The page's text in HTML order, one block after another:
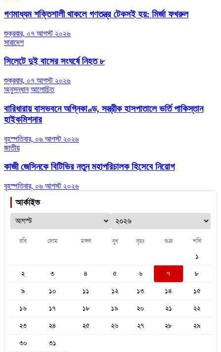
গণমাধ্যম শক্তিশালী থাকলে গণতন্ত্র টেকসই হয়: মির্জা ফখরুল
শুক্রবার, ০৭ আগস্ট ২০২৬
সারাদেশ
সিলেটে দুই বাসের সংঘর্ষে নিহত ৮
শুক্রবার, ০৭ আগস্ট ২০২৬
অনুসন্ধান আলোচিত
বারিধারায় বাসভবনে অগ্নিকাণ্ড, সস্ত্রীক হাসপাতালে ভর্তি পাকিস্তান
হাইকমিশনার
বৃহস্পতিবার, ০৬ আগস্ট ২০২৬
জাতীয়
কাজী জেসিনকে বিটিভির নতুন মহাপরিচালক হিসেবে নিয়োগ
বৃহস্পতিবার, ০৬ আগস্ট ২০২৬
আর্কাইভ
রবি সোম মঙ্গল বুধ বৃহঃ শুক্র শনি
১
২
৩ ৪ ৫ ৬ ৭
৮
৯
১০ ১১ ১২ ১৩ ১৪
১৫
১৬
১৭ ১৮ ১৯ ২০ ২১
২২
২৩
২৪ ২৫ ২৬ ২৭ ২৮
২৯
৩০
৩১